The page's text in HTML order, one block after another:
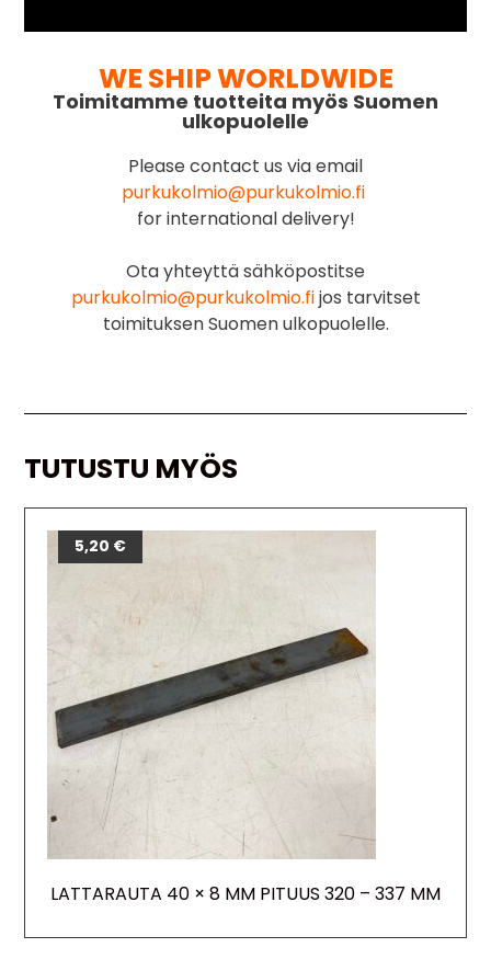
WE SHIP WORLDWIDE
Toimitamme tuotteita myös Suomen
ulkopuolelle
Please contact us via email
purkukolmio@purkukolmio.fi
for international delivery!
Ota yhteyttä sähköpostitse
purkukolmio@purkukolmio.fijos tarvitset
toimituksen Suomen ulkopuolelle.
TUTUSTU MYÖS
LATTARAUTA 40 × 8 MM PITUUS 320 – 337 MM
5,20 €